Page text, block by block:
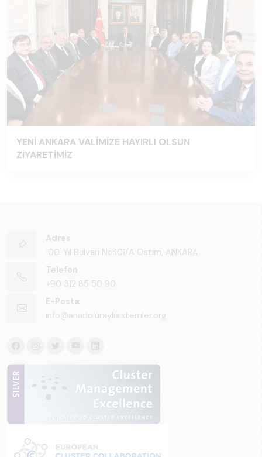
YENİ ANKARA VALİMİZE HAYIRLI OLSUN
ZİYARETİMİZ
Adres
100. Yıl Bulvarı No:101/A Ostim, ANKARA
Telefon
+90 312 85 50 90
E-Posta
info@anadoluraylisistemler.org